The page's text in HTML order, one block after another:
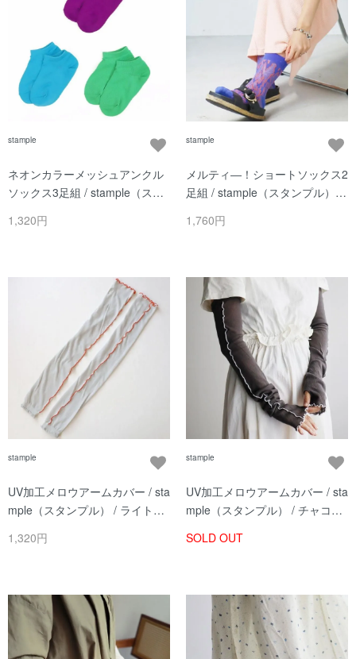
stample
ネオンカラーメッシュアンクル
ソックス3足組 / stample（スタ
1,320円
stample
メルティ―！ショートソックス2
足組 / stample（スタンプル）/
1,760円
stample
UV加工メロウアームカバー / sta
mple（スタンプル） / ライトグ
1,320円
stample
UV加工メロウアームカバー / sta
mple（スタンプル） / チャコー
SOLD OUT